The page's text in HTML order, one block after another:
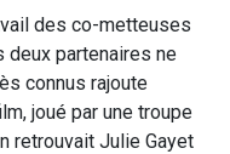
des co-metteuses
partenaires ne
connus rajoute
joué par une troupe
retrouvait Julie Gayet